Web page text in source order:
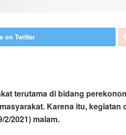
on Twitter
terutama di bidang
Karena itu, kegiatan
2021) malam.